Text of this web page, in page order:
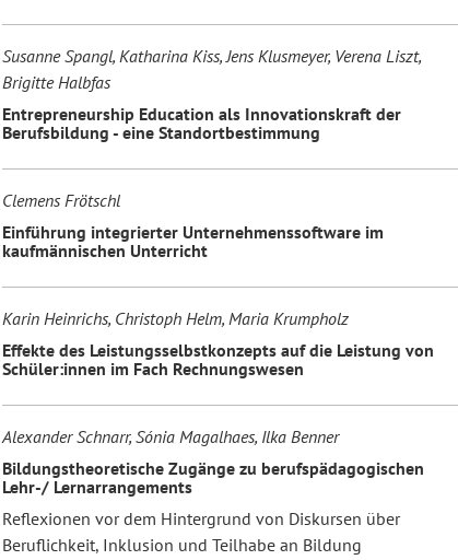
Susanne Spangl, Katharina Kiss, Jens Klusmeyer, Verena Liszt,
Brigitte Halbfas
Entrepreneurship Education als Innovationskraft der
Berufsbildung - eine Standortbestimmung
Clemens Frötschl
Einführung integrierter Unternehmenssoftware im
kaufmännischen Unterricht
Karin Heinrichs, Christoph Helm, Maria Krumpholz
Effekte des Leistungsselbstkonzepts auf die Leistung von
Schüler:innen im Fach Rechnungswesen
Alexander Schnarr, Sónia Magalhaes, Ilka Benner
Bildungstheoretische Zugänge zu berufspädagogischen
Lehr-/ Lernarrangements
Reflexionen vor dem Hintergrund von Diskursen über
Beruflichkeit, Inklusion und Teilhabe an Bildung